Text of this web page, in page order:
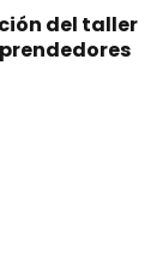
del taller